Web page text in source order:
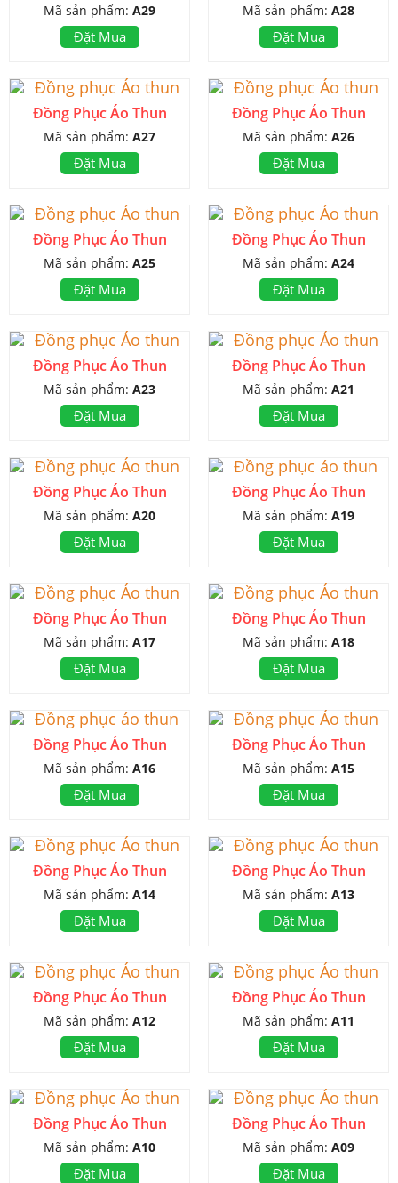
Mã sản phẩm: A29
Đặt Mua
Mã sản phẩm: A28
Đặt Mua
Đồng Phục Áo Thun
Mã sản phẩm: A27
Đặt Mua
Đồng Phục Áo Thun
Mã sản phẩm: A26
Đặt Mua
Đồng Phục Áo Thun
Mã sản phẩm: A25
Đặt Mua
Đồng Phục Áo Thun
Mã sản phẩm: A24
Đặt Mua
Đồng Phục Áo Thun
Mã sản phẩm: A23
Đặt Mua
Đồng Phục Áo Thun
Mã sản phẩm: A21
Đặt Mua
Đồng Phục Áo Thun
Mã sản phẩm: A20
Đặt Mua
Đồng Phục Áo Thun
Mã sản phẩm: A19
Đặt Mua
Đồng Phục Áo Thun
Mã sản phẩm: A17
Đặt Mua
Đồng Phục Áo Thun
Mã sản phẩm: A18
Đặt Mua
Đồng Phục Áo Thun
Mã sản phẩm: A16
Đặt Mua
Đồng Phục Áo Thun
Mã sản phẩm: A15
Đặt Mua
Đồng Phục Áo Thun
Mã sản phẩm: A14
Đặt Mua
Đồng Phục Áo Thun
Mã sản phẩm: A13
Đặt Mua
Đồng Phục Áo Thun
Mã sản phẩm: A12
Đặt Mua
Đồng Phục Áo Thun
Mã sản phẩm: A11
Đặt Mua
Đồng Phục Áo Thun
Mã sản phẩm: A10
Đặt Mua
Đồng Phục Áo Thun
Mã sản phẩm: A09
Đặt Mua